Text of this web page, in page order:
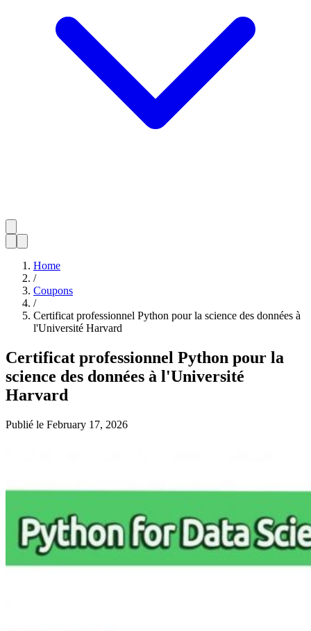
Home
/
Coupons
/
Certificat professionnel Python pour la science des données à
l'Université Harvard
Certificat professionnel Python pour la
science des données à l'Université
Harvard
Publié le February 17, 2026